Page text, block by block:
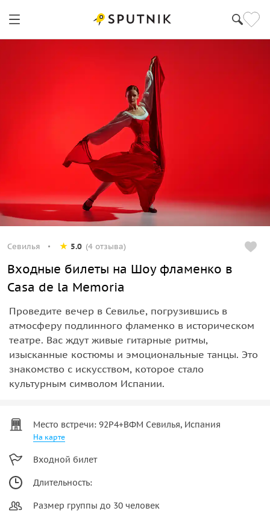
Севилья 5.0 (4 отзыва)
Входные билеты на Шоу фламенко в
Casa de la Memoria
Проведите вечер в Севилье, погрузившись в
атмосферу подлинного фламенко в историческом
театре. Вас ждут живые гитарные ритмы,
изысканные костюмы и эмоциональные танцы. Это
знакомство с искусством, которое стало
культурным символом Испании.
Место встречи: 92Р4+ВФМ Севилья, Испания
На карте
Входной билет
Длительность:
Размер группы до 30 человек